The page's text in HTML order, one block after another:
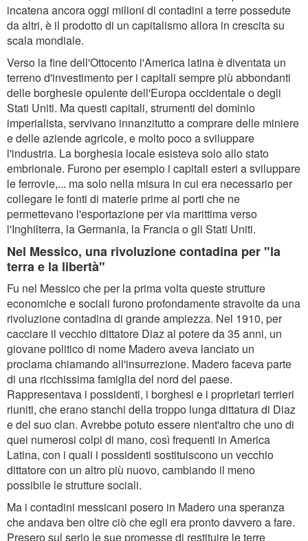
incatena ancora oggi milioni di contadini a terre possedute
da altri, è il prodotto di un capitalismo allora in crescita su
scala mondiale.
Verso la fine dell'Ottocento l'America latina è diventata un
terreno d'investimento per i capitali sempre più abbondanti
delle borghesie opulente dell'Europa occidentale o degli
Stati Uniti. Ma questi capitali, strumenti del dominio
imperialista, servivano innanzitutto a comprare delle miniere
e delle aziende agricole, e molto poco a sviluppare
l'industria. La borghesia locale esisteva solo allo stato
embrionale. Furono per esempio i capitali esteri a sviluppare
le ferrovie,... ma solo nella misura in cui era necessario per
collegare le fonti di materie prime ai porti che ne
permettevano l'esportazione per via marittima verso
l'Inghilterra, la Germania, la Francia o gli Stati Uniti.
Nel Messico, una rivoluzione contadina per "la
terra e la libertà"
Fu nel Messico che per la prima volta queste strutture
economiche e sociali furono profondamente stravolte da una
rivoluzione contadina di grande ampiezza. Nel 1910, per
cacciare il vecchio dittatore Diaz al potere da 35 anni, un
giovane politico di nome Madero aveva lanciato un
proclama chiamando all'insurrezione. Madero faceva parte
di una ricchissima famiglia del nord del paese.
Rappresentava i possidenti, i borghesi e i proprietari terrieri
riuniti, che erano stanchi della troppo lunga dittatura di Diaz
e del suo clan. Avrebbe potuto essere nient'altro che uno di
quei numerosi colpi di mano, così frequenti in America
Latina, con i quali i possidenti sostituiscono un vecchio
dittatore con un altro più nuovo, cambiando il meno
possibile le strutture sociali.
Ma i contadini messicani posero in Madero una speranza
che andava ben oltre ciò che egli era pronto davvero a fare.
Presero sul serio le sue promesse di restituire le terre